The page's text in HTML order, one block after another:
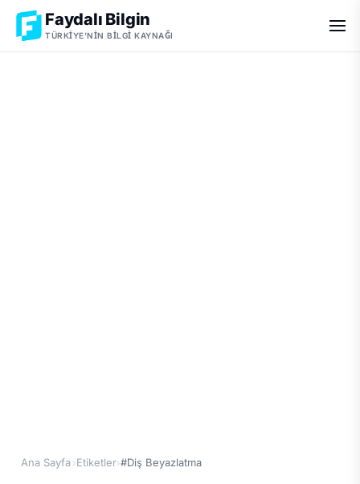
Faydalı Bilgin
TÜRKIYE'NIN BILGI KAYNAĞI
Ana Sayfa ›Etiketler›#Diş Beyazlatma